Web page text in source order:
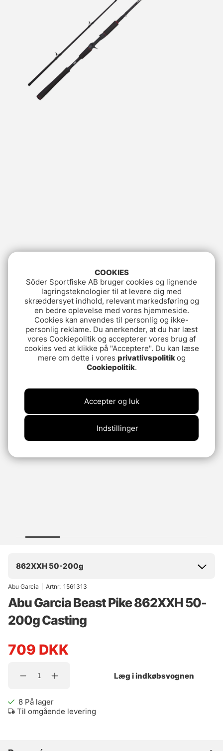
862XXH 50-200g
Abu Garcia Artnr: 1561313
Abu Garcia Beast Pike 862XXH 50-
200g Casting
709 DKK
Læg i indkøbsvognen
8 På lager
Til omgående levering
COOKIES
Söder Sportfiske AB bruger cookies og lignende
lagringsteknologier til at levere dig med
skræddersyet indhold, relevant markedsføring og
en bedre oplevelse med vores hjemmeside.
Cookies kan anvendes til personlig og ikke-
personlig reklame. Du anerkender, at du har læst
vores Cookiepolitik og accepterer vores brug af
cookies ved at klikke på "Acceptere". Du kan læse
mere om dette i vores privatlivspolitikog
Cookiepolitik.
Indstillinger
Accepter og luk